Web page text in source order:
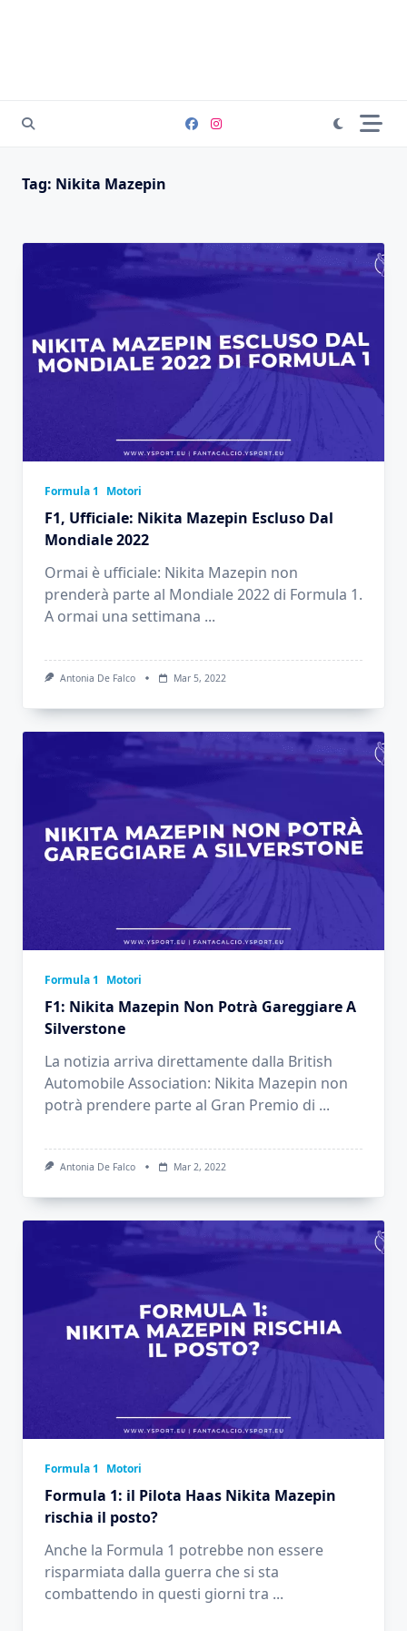
Tag: Nikita Mazepin
Formula 1 Motori
F1, Ufficiale: Nikita Mazepin Escluso Dal
Mondiale 2022
Ormai è ufficiale: Nikita Mazepin non
prenderà parte al Mondiale 2022 di Formula 1.
A ormai una settimana ...
Antonia De Falco Mar 5, 2022
Formula 1 Motori
F1: Nikita Mazepin Non Potrà Gareggiare A
Silverstone
La notizia arriva direttamente dalla British
Automobile Association: Nikita Mazepin non
potrà prendere parte al Gran Premio di ...
Antonia De Falco Mar 2, 2022
Formula 1 Motori
Formula 1: il Pilota Haas Nikita Mazepin
rischia il posto?
Anche la Formula 1 potrebbe non essere
risparmiata dalla guerra che si sta
combattendo in questi giorni tra ...